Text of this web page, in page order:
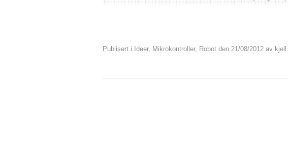
Publisert i Ideer, Mikrokontroller, Robot den 21/08/2012 av kjell .